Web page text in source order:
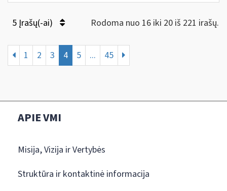
5 Įrašų(-ai) Rodoma nuo 16 iki 20 iš 221 irašų.
1 2 3 4 5 ... 45
APIE VMI
Misija, Vizija ir Vertybės
Struktūra ir kontaktinė informacija